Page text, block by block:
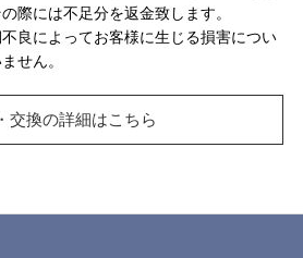
際には不足分を返金致します。
良によってお客様に生じる損害につい
せん。
交換の詳細はこちら